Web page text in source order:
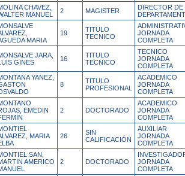
CHAVEZ,
MANUEL
2 MAGISTER
DIRECTOR DE
MARIA
19
TITULO
TECNICO
JORNADA
COMPLETA
JARA,
GINES
16
TITULO
TECNICO
TECNICO
JORNADA
COMPLETA
YANEZ,
8
TITULO
PROFESIONAL
ACADEMICO
JORNADA
COMPLETA
EMEDIN
2 DOCTORADO
ACADEMICO
JORNADA
COMPLETA
MARIA
26
SIN
CALIFICACIÓN
AUXILIAR
JORNADA
COMPLETA
SAN,
AMERICO
2 DOCTORADO
JORNADA
COMPLETA